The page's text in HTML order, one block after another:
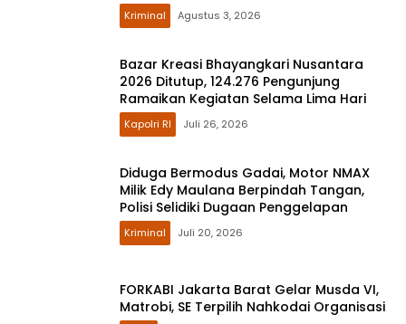
Kriminal Agustus 3, 2026
Bazar Kreasi Bhayangkari Nusantara
2026 Ditutup, 124.276 Pengunjung
Ramaikan Kegiatan Selama Lima Hari
Kapolri RI Juli 26, 2026
Diduga Bermodus Gadai, Motor NMAX
Milik Edy Maulana Berpindah Tangan,
Polisi Selidiki Dugaan Penggelapan
Kriminal Juli 20, 2026
FORKABI Jakarta Barat Gelar Musda VI,
Matrobi, SE Terpilih Nahkodai Organisasi